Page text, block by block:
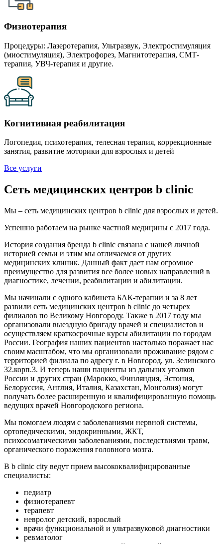
Физиотерапия
Процедуры: Лазеротерапия, Ультразвук, Электростимуляция
(миостимуляция), Электрофорез, Магнитотерапия, СМТ-
терапия, УВЧ-терапия и другие.
Когнитивная реабилитация
Логопедия, психотерапия, телесная терапия, коррекционные
занятия, развитие моторики для взрослых и детей
Все услуги
Сеть медицинских центров b clinic
Мы – сеть медицинских центров b clinic для взрослых и детей.
Успешно работаем на рынке частной медицины с 2017 года.
История создания бренда b clinic связана с нашей личной
историей семьи и этим мы отличаемся от других
медицинских клиник. Данный факт дает нам огромное
преимущество для развития все более новых направлений в
диагностике, лечении, реабилитации и абилитации.
Мы начинали с одного кабинета БАК-терапии и за 8 лет
развили сеть медицинских центров b clinic до четырех
филиалов по Великому Новгороду. Также в 2017 году мы
организовали выездную бригаду врачей и специалистов и
осуществляем краткосрочные курсы абилитации по городам
России. География наших пациентов настолько поражает нас
своим масштабом, что мы организовали проживание рядом с
территорией филиала по адресу г. в Новгород, ул. Зелинского
32.корп.3. И теперь наши пациенты из дальних уголков
России и других стран (Марокко, Финляндия, Эстония,
Белоруссия, Англия, Италия, Казахстан, Монголия) могут
получать более расширенную и квалифицированную помощь
ведущих врачей Новгородского региона.
Мы помогаем людям с заболеваниями нервной системы,
ортопедическими, эндокринными, ЖКТ,
психосоматическими заболеваниями, последствиями травм,
органического поражения головного мозга.
В b clinic city ведут прием высококвалифицированные
специалисты:
педиатр
физиотерапевт
терапевт
невролог детский, взрослый
врачи функциональной и ультразвуковой диагностики
ревматолог